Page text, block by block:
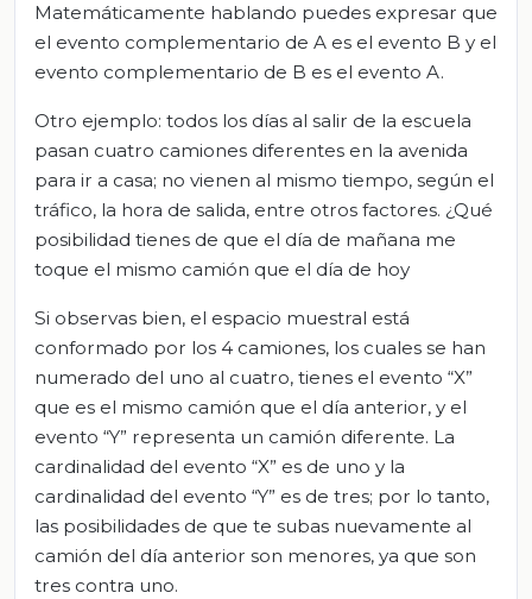
Matemáticamente hablando puedes expresar que
el evento complementario de A es el evento B y el
evento complementario de B es el evento A.
Otro ejemplo: todos los días al salir de la escuela
pasan cuatro camiones diferentes en la avenida
para ir a casa; no vienen al mismo tiempo, según el
tráfico, la hora de salida, entre otros factores. ¿Qué
posibilidad tienes de que el día de mañana me
toque el mismo camión que el día de hoy
Si observas bien, el espacio muestral está
conformado por los 4 camiones, los cuales se han
numerado del uno al cuatro, tienes el evento “X”
que es el mismo camión que el día anterior, y el
evento “Y” representa un camión diferente. La
cardinalidad del evento “X” es de uno y la
cardinalidad del evento “Y” es de tres; por lo tanto,
las posibilidades de que te subas nuevamente al
camión del día anterior son menores, ya que son
tres contra uno.